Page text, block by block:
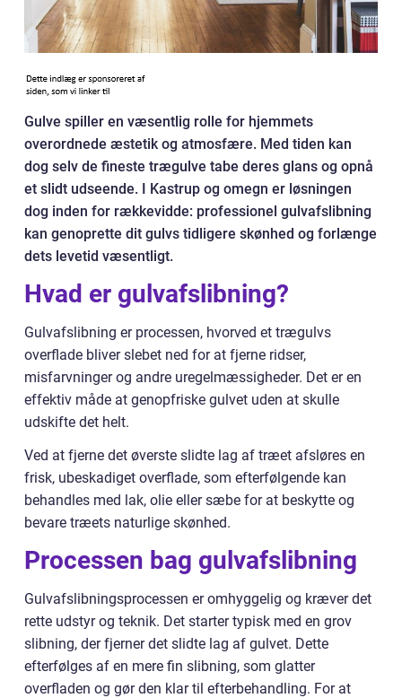
Gulve spiller en væsentlig rolle for hjemmets
overordnede æstetik og atmosfære. Med tiden kan
dog selv de fineste trægulve tabe deres glans og opnå
et slidt udseende. I Kastrup og omegn er løsningen
dog inden for rækkevidde: professionel gulvafslibning
kan genoprette dit gulvs tidligere skønhed og forlænge
dets levetid væsentligt.
Hvad er gulvafslibning?
Gulvafslibning er processen, hvorved et trægulvs
overflade bliver slebet ned for at fjerne ridser,
misfarvninger og andre uregelmæssigheder. Det er en
effektiv måde at genopfriske gulvet uden at skulle
udskifte det helt.
Ved at fjerne det øverste slidte lag af træet afsløres en
frisk, ubeskadiget overflade, som efterfølgende kan
behandles med lak, olie eller sæbe for at beskytte og
bevare træets naturlige skønhed.
Processen bag gulvafslibning
Gulvafslibningsprocessen er omhyggelig og kræver det
rette udstyr og teknik. Det starter typisk med en grov
slibning, der fjerner det slidte lag af gulvet. Dette
efterfølges af en mere fin slibning, som glatter
overfladen og gør den klar til efterbehandling. For at